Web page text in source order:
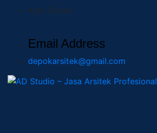
Kota Depok
Email Address
depokarsitek@gmail.com